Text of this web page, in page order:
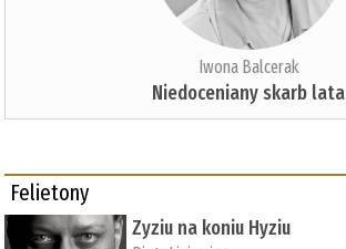
Iwona Balcerak
Niedoceniany skarb lata
Felietony
Zyziu na koniu Hyziu